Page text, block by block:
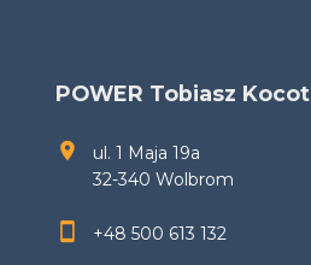
POWER Tobiasz Kocot
ul. 1 Maja 19a
32-340 Wolbrom
+48 500 613 132